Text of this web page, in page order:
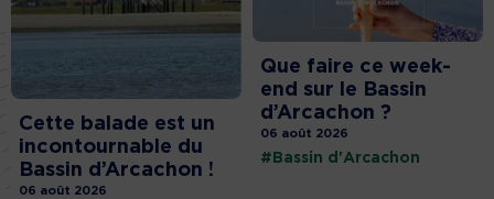
Cette balade est un
incontournable du
Bassin d’Arcachon !
06 août 2026
Que faire ce week-
end sur le Bassin
d’Arcachon ?
06 août 2026
#Bassin d'Arcachon